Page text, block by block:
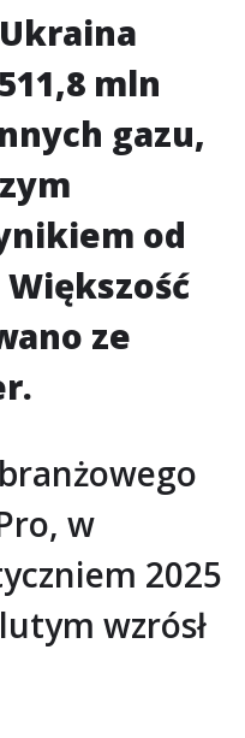
mln
gazu,
od
ze
w
2025
wzrósł